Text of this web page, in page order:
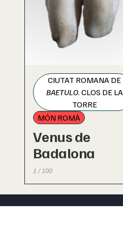
CIUTAT ROMANA DE
BAETULO. CLOS DE LA
TORRE
MÓN ROMÀ
Venus de
Badalona
1 / 100